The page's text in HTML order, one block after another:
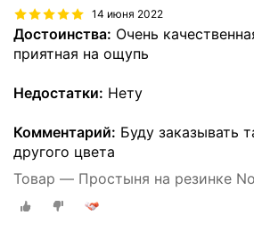
14 июня 2022
Достоинства: Очень
приятная на ощупь
Недостатки: Нету
Комментарий: Буду заказывать
другого цвета
Товар — Простыня на резинке